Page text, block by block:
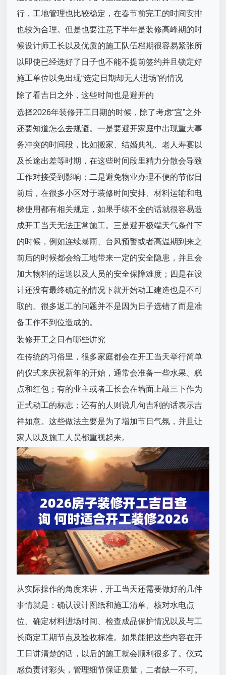
行，工地管理也比较稳定，在春节前完工的时间安排
也较为合理。但是也要注意下半年是装修高峰期的时
候设计师工长以及优质的施工队伍档期很容易紧张所
以即使已经选好了日子也不能不提前签约并且锁定好
施工单位以免出现“选定日期却无人进场”的情况
除了看吉日之外，这些时间也是避开的
选择2026年装修开工日期的时候，除了考虑“宜”之外
还要知道怎么去规避。一是要避开家庭中出现重大事
务冲突的时间段，比如搬家、结婚典礼、老人寿宴以
及长途出差等时期，在这些时间段里精力分散会导致
工作对接受到影响；二是避免物业办理不便的节假日
前后，在很多小区对于装修时间安排、材料运输和电
梯使用都有相关规定，如果手续不全的话就很容易造
成开工当天无法正常施工。三是避开极端天气条件下
的时候，例如连续暴雨、台风预警或者高温期到来之
前后的时候都会给工地带来一定的安全隐患，并且会
加大物料的运送以及人员的安全保障难度；四是在设
计还没有最终确定的情况下就开始动工建造也是不可
取的。很多返工的问题并不是因为日子选错了而是准
备工作不到位造成的。
装修开工之日有哪些讲究
在传统的习俗里，很多家庭都会在开工当天举行简单
的仪式来庆祝新年的开始，通常会准备一些水果、糕
点和红包；有的业主或者工长会在墙面上敲三下作为
正式动工的标志；还有的人则说几句吉利的话表示吉
祥如意。这些做法主要是为了增加节日气氛，并且让
家人以及施工人员都重视起来。
从实际操作的角度来讲，开工当天还需要做好的几件
事情就是：确认设计图纸和施工清单、核对水电点
位、确定材料进场时间、检查成品保护情况以及与工
长商定工期节点及验收标准。如果能把这些内容在开
工日讲清楚的话，以后的施工就会顺利很多了。仪式
感负责讨彩头，管理细节保证质量，二者缺一不可。